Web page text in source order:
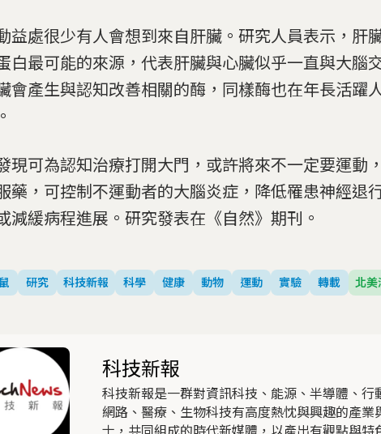
益處很少有人會想到來自肝臟。研究人員表示，肝
白最可能的來源，代表肝臟與心臟似乎一直與大腦
會產生與認知改善相關的酶，同樣酶也在年長活躍
現可為認知治療打開大門，或許將來不一定要運動
藥，可控制不運動者的大腦炎症，降低罹患神經退
減緩病程進展。研究發表在《自然》期刊。
研究 科技新報 科學 健康 動物 運動 實驗 轉載 北美
科技新報
科技新報是一群對資訊科技、能源、半導體、行
網路、醫療、生物科技有高度熱忱與興趣的產業